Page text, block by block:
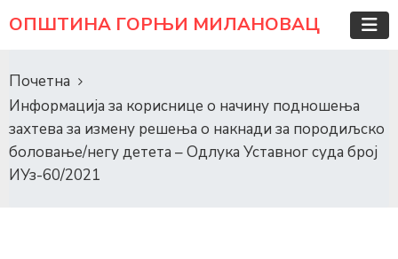
ОПШТИНА ГОРЊИ МИЛАНОВАЦ
Почетна
Информација за кориснице о начину подношења
захтева за измену решења о накнади за породиљско
боловање/негу детета – Одлука Уставног суда број
ИУз-60/2021